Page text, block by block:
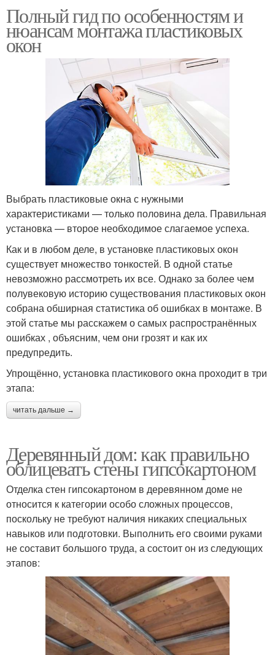
Полный гид по особенностям и
нюансам монтажа пластиковых
окон
Выбрать пластиковые окна с нужными
характеристиками — только половина дела. Правильная
установка — второе необходимое слагаемое успеха.
Как и в любом деле, в установке пластиковых окон
существует множество тонкостей. В одной статье
невозможно рассмотреть их все. Однако за более чем
полувековую историю существования пластиковых окон
собрана обширная статистика об ошибках в монтаже. В
этой статье мы расскажем о самых распространённых
ошибках , объясним, чем они грозят и как их
предупредить.
Упрощённо, установка пластикового окна проходит в три
этапа:
читать дальше →
Деревянный дом: как правильно
облицевать стены гипсокартоном
Отделка стен гипсокартоном в деревянном доме не
относится к категории особо сложных процессов,
поскольку не требуют наличия никаких специальных
навыков или подготовки. Выполнить его своими руками
не составит большого труда, а состоит он из следующих
этапов: